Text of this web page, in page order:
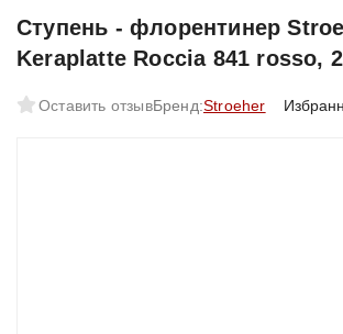
Ступень - флорентинер
Keraplatte Roccia 841 rosso,
Оставить отзывБренд:Stroeher